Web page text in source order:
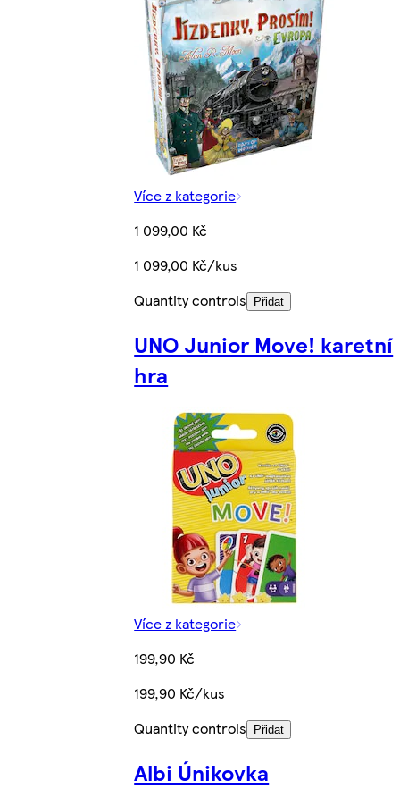
Více z kategorie
1 099,00 Kč
1 099,00 Kč/kus
Quantity controls
Přidat
UNO Junior Move! karetní
hra
Více z kategorie
199,90 Kč
199,90 Kč/kus
Quantity controls
Přidat
Albi Únikovka